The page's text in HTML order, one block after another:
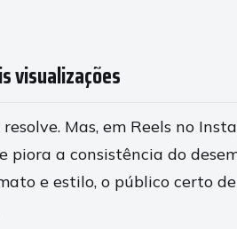
visualizações
Mas, em Reels no
a consistência do
e estilo, o público certo